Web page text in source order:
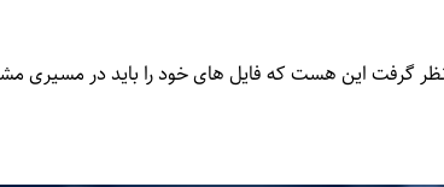
نظر گرفت این هست که فایل های خود را باید در مسیری